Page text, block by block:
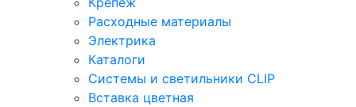
Расходные материалы
Электрика
Каталоги
Системы и светильники CLIP
Вставка цветная